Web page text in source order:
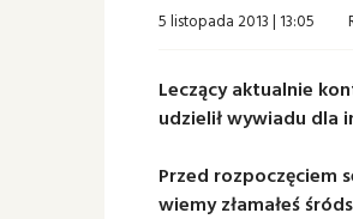
5 listopada 2013 | 13:05
Leczący aktualnie
udzielił wywiadu dla
Przed rozpoczęciem
wiemy złamałeś